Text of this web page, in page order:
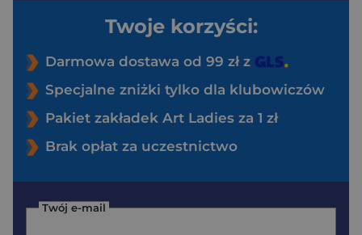
Twoje korzyści:
Darmowa dostawa od 99 zł z
Specjalne zniżki tylko dla klubowiczów
Pakiet zakładek Art Ladies za 1 zł
Brak opłat za uczestnictwo
Twój e-mail